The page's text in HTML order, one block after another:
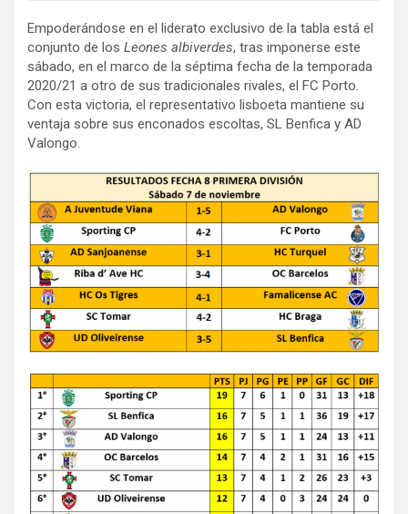
Empoderándose en el liderato exclusivo de la tabla está el
conjunto de los Leones albiverdes, tras imponerse este
sábado, en el marco de la séptima fecha de la temporada
2020/21 a otro de sus tradicionales rivales, el FC Porto.
Con esta victoria, el representativo lisboeta mantiene su
ventaja sobre sus enconados escoltas, SL Benfica y AD
Valongo.